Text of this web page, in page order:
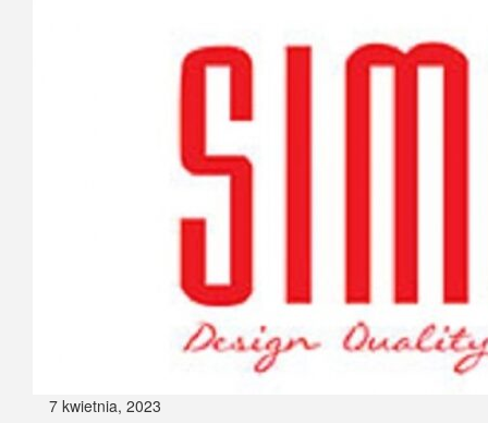
7 kwietnia, 2023